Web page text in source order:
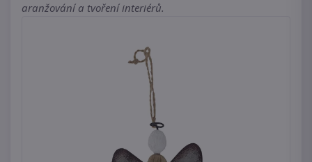
aranžování a tvoření interiérů.